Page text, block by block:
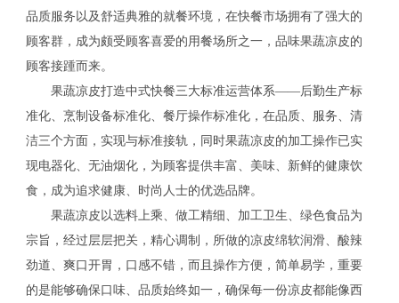
品质服务以及舒适典雅的就餐环境，在快餐市场拥有了强大的
顾客群，成为颇受顾客喜爱的用餐场所之一，品味果蔬凉皮的
顾客接踵而来。
果蔬凉皮打造中式快餐三大标准运营体系——后勤生产标
准化、烹制设备标准化、餐厅操作标准化，在品质、服务、清
洁三个方面，实现与标准接轨，同时果蔬凉皮的加工操作已实
现电器化、无油烟化，为顾客提供丰富、美味、新鲜的健康饮
食，成为追求健康、时尚人士的优选品牌。
果蔬凉皮以选料上乘、做工精细、加工卫生、绿色食品为
宗旨，经过层层把关，精心调制，所做的凉皮绵软润滑、酸辣
劲道、爽口开胃，口感不错，而且操作方便，简单易学，重要
的是能够确保口味、品质始终如一，确保每一份凉皮都能像西